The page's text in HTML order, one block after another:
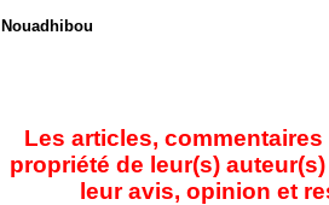
Nouadhibou
Les articles,
propriété de leur(s)
leur avis, opinion et